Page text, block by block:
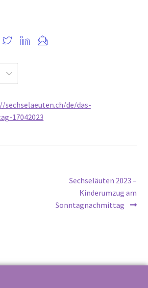
sechselaeuten.ch/de/das-
17042023
Sechseläuten 2023 –
Kinderumzug am
Sonntagnachmittag